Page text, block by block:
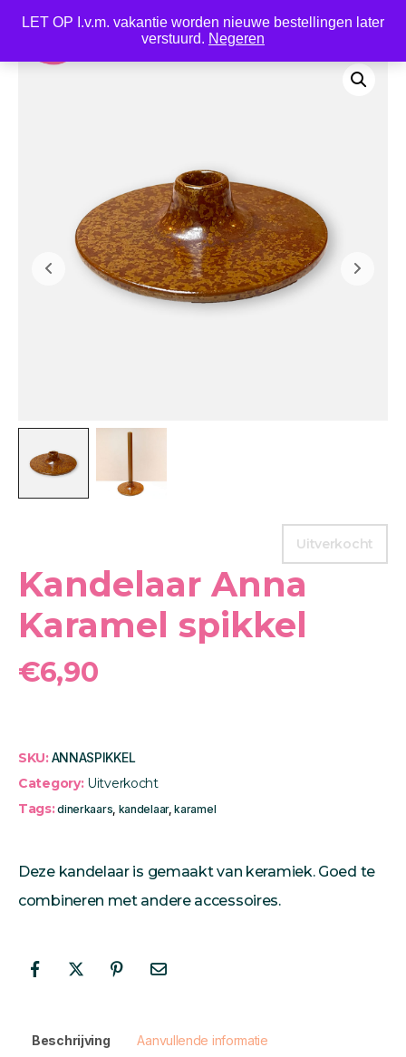
LET OP I.v.m. vakantie worden nieuwe bestellingen later
verstuurd. Negeren
Uitverkocht
Kandelaar Anna
Karamel spikkel
€6,90
SKU:ANNASPIKKEL
Category: Uitverkocht
Tags:dinerkaars, kandelaar,karamel
Deze kandelaar is gemaakt van keramiek. Goed te
combineren met andere accessoires.
Beschrijving Aanvullende informatie